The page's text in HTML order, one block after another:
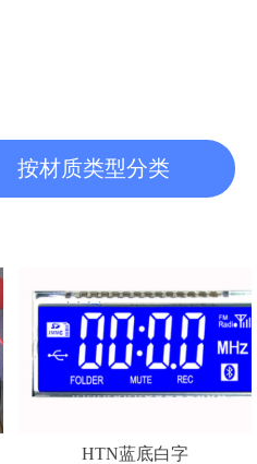
按材质类型分类
HTN蓝底白字